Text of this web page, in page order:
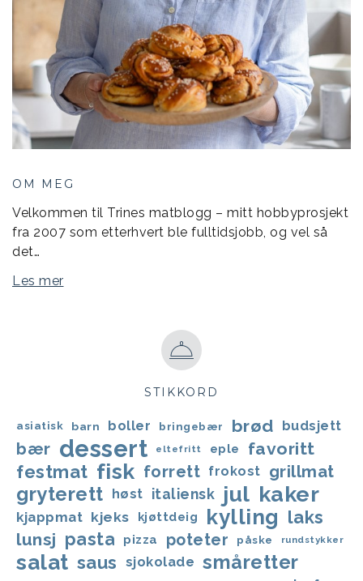
OM MEG
Velkommen til Trines matblogg – mitt hobbyprosjekt
fra 2007 som etterhvert ble fulltidsjobb, og vel så
det…
Les mer
STIKKORD
asiatisk barn boller bringebær brød budsjett
bær dessert eltefritt eple favoritt
festmat fisk forrett frokost grillmat
gryterett høst italiensk jul kaker
kjappmat kjeks kjøttdeig kylling laks
lunsj pasta pizza poteter påske rundstykker
salat saus sjokolade småretter